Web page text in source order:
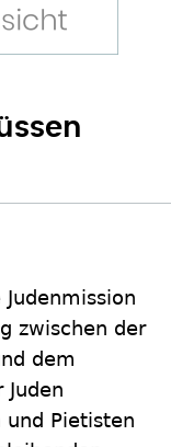
zwischen der
dem
und Pietisten